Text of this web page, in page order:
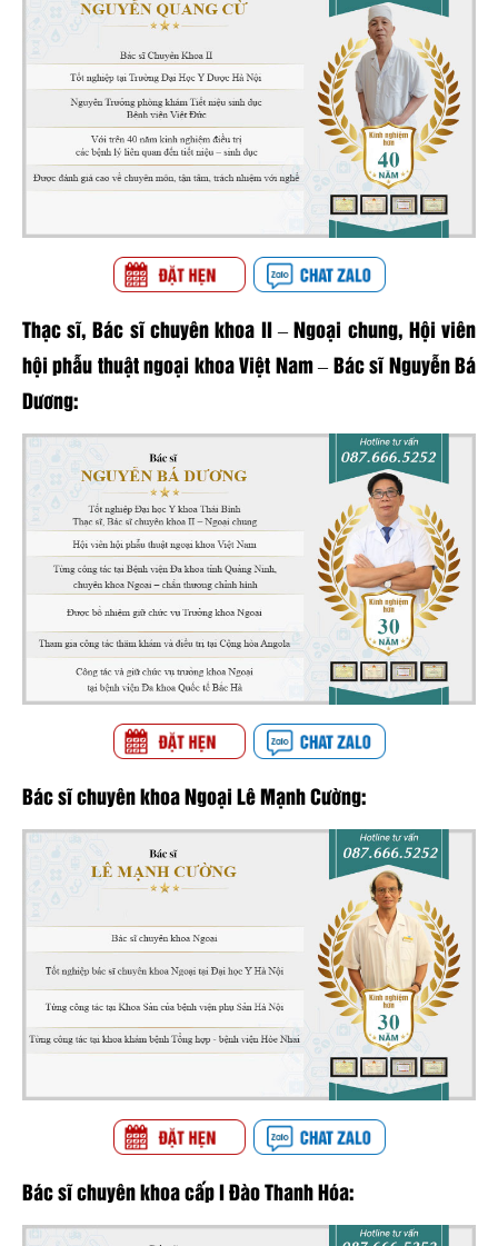
Thạc sĩ, Bác sĩ chuyên khoa II – Ngoại chung, Hội viên
hội phẫu thuật ngoại khoa Việt Nam – Bác sĩ Nguyễn Bá
Dương:
Bác sĩ chuyên khoa Ngoại Lê Mạnh Cường:
Bác sĩ chuyên khoa cấp I Đào Thanh Hóa: